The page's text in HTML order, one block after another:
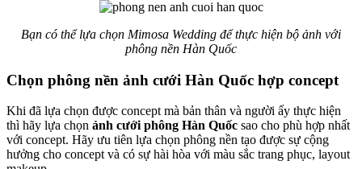
Bạn có thể lựa chọn Mimosa Wedding để thực hiện bộ ảnh với
phông nền Hàn Quốc
Chọn phông nền ảnh cưới Hàn Quốc hợp concept
Khi đã lựa chọn được concept mà bản thân và người ấy thực hiện
thì hãy lựa chọn ảnh cưới phông Hàn Quốc sao cho phù hợp nhất
với concept. Hãy ưu tiên lựa chọn phông nền tạo được sự cộng
hưởng cho concept và có sự hài hòa với màu sắc trang phục, layout